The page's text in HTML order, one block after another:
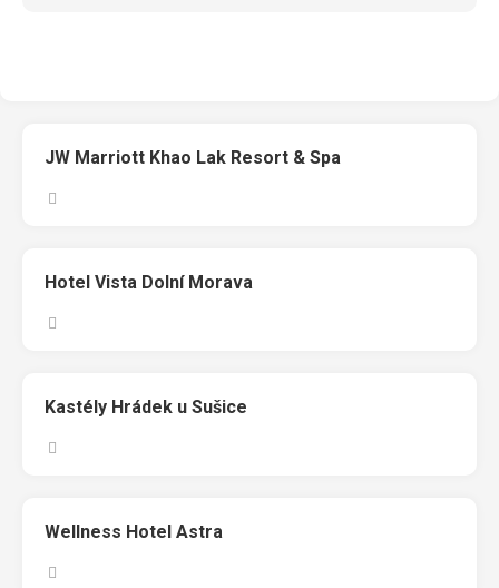
JW Marriott Khao Lak Resort & Spa
Hotel Vista Dolní Morava
Kastély Hrádek u Sušice
Wellness Hotel Astra